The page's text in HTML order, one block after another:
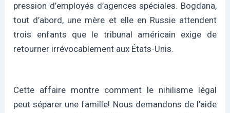
pression d’employés d’agences spéciales. Bogdana,
tout d’abord, une mère et elle en Russie attendent
trois enfants que le tribunal américain exige de
retourner irrévocablement aux États-Unis.
Cette affaire montre comment le nihilisme légal
peut séparer une famille! Nous demandons de l’aide